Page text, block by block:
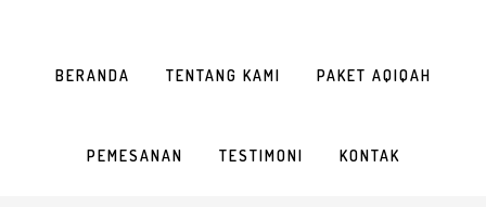
BERANDA TENTANG KAMI PAKET AQIQAH
PEMESANAN TESTIMONI KONTAK